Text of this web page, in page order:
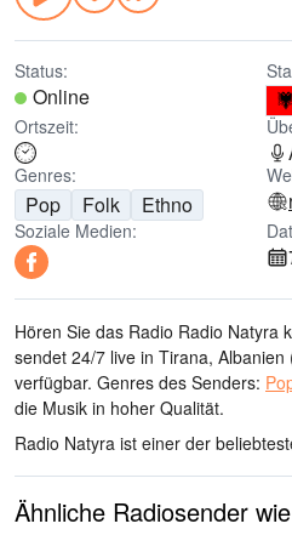
Status:
Online
Ortszeit:
Genres:
Pop Folk Ethno
Soziale Medien:
Hören Sie das Radio Radio Natyra
sendet 24/7 live in Tirana, Albanien
verfügbar. Genres des Senders:
die Musik in hoher Qualität.
Radio Natyra ist einer der
Ähnliche Radiosender